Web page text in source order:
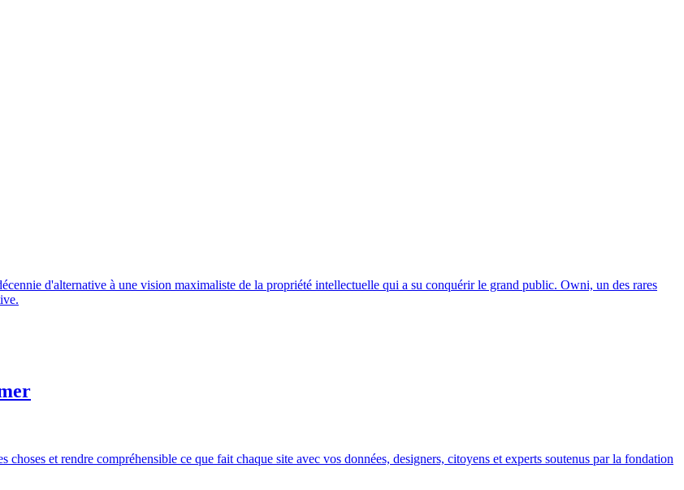
d'alternative à une vision maximaliste de la propriété intellectuelle qui a su conquérir le grand public. Owni, un des rares
et rendre compréhensible ce que fait chaque site avec vos données, designers, citoyens et experts soutenus par la fondation